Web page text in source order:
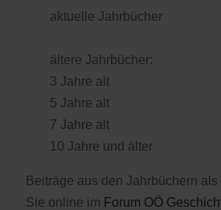
aktuelle
ältere Jahrbücher:
3 Jahre alt
5 Jahre alt
7 Jahre alt
10 Jahre und
Beiträge aus den Jahrbüchern
Sie online im Forum OÖ